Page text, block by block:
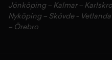
Jönköping– Kalmar –
Nyköping– Skövde- Vetlanda
– Örebro